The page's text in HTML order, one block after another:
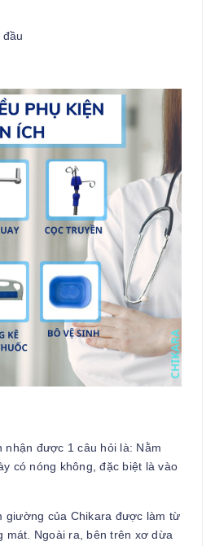
nhận được 1 câu hỏi là: Nằm
có nóng không, đặc biệt là vào
giường của Chikara được làm từ
mát. Ngoài ra, bên trên xơ dừa